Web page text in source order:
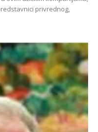
privrednog,